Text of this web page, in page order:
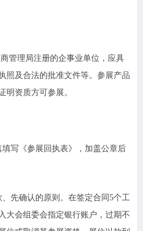
管理局注册的企事业单位，应具
照及合法的批准文件等。参展产品
明资质方可参展。
写《参展回执表》，加盖公章后
先确认的原则。在签定合同5个工
大会组委会指定银行账户，过期不